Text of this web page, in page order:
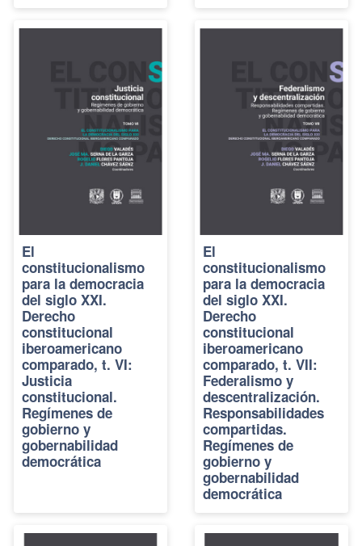
El
constitucionalismo
para la democracia
del siglo XXI.
Derecho
constitucional
iberoamericano
comparado, t. VI:
Justicia
constitucional.
Regímenes de
gobierno y
gobernabilidad
democrática
El
constitucionalismo
para la democracia
del siglo XXI.
Derecho
constitucional
iberoamericano
comparado, t. VII:
Federalismo y
descentralización.
Responsabilidades
compartidas.
Regímenes de
gobierno y
gobernabilidad
democrática